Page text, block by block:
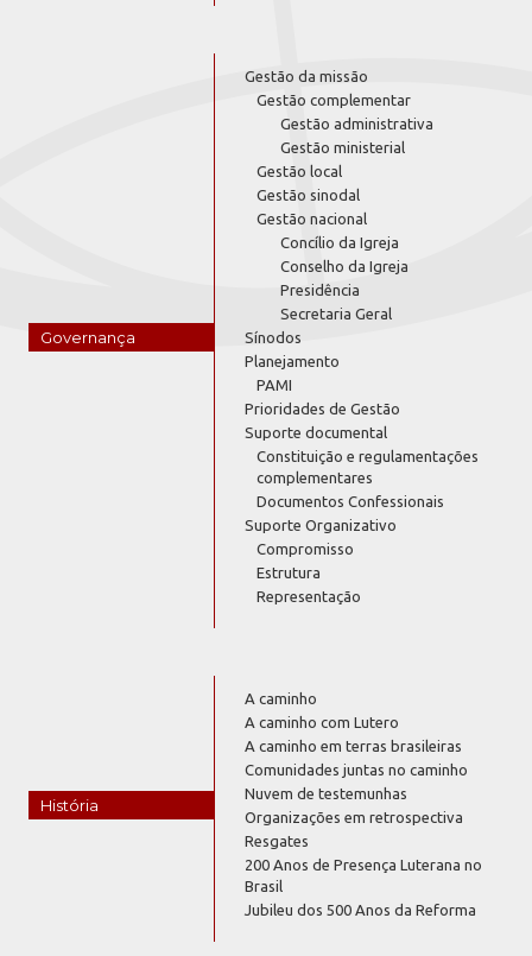
Governança
Gestão da missão
Gestão complementar
Gestão administrativa
Gestão ministerial
Gestão local
Gestão sinodal
Gestão nacional
Concílio da Igreja
Conselho da Igreja
Presidência
Secretaria Geral
Sínodos
Planejamento
PAMI
Prioridades de Gestão
Suporte documental
Constituição e regulamentações
complementares
Documentos Confessionais
Suporte Organizativo
Compromisso
Estrutura
Representação
História
A caminho
A caminho com Lutero
A caminho em terras brasileiras
Comunidades juntas no caminho
Nuvem de testemunhas
Organizações em retrospectiva
Resgates
200 Anos de Presença Luterana no
Brasil
Jubileu dos 500 Anos da Reforma